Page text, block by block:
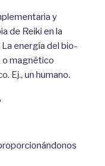
y
de Reiki en la
energía del bio-
o magnético
Ej., un humano.